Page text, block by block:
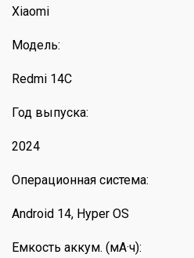
Xiaomi
Модель:
Redmi 14C
Год выпуска:
2024
Операционная система:
Android 14, Hyper OS
Емкость аккум. (мА·ч):